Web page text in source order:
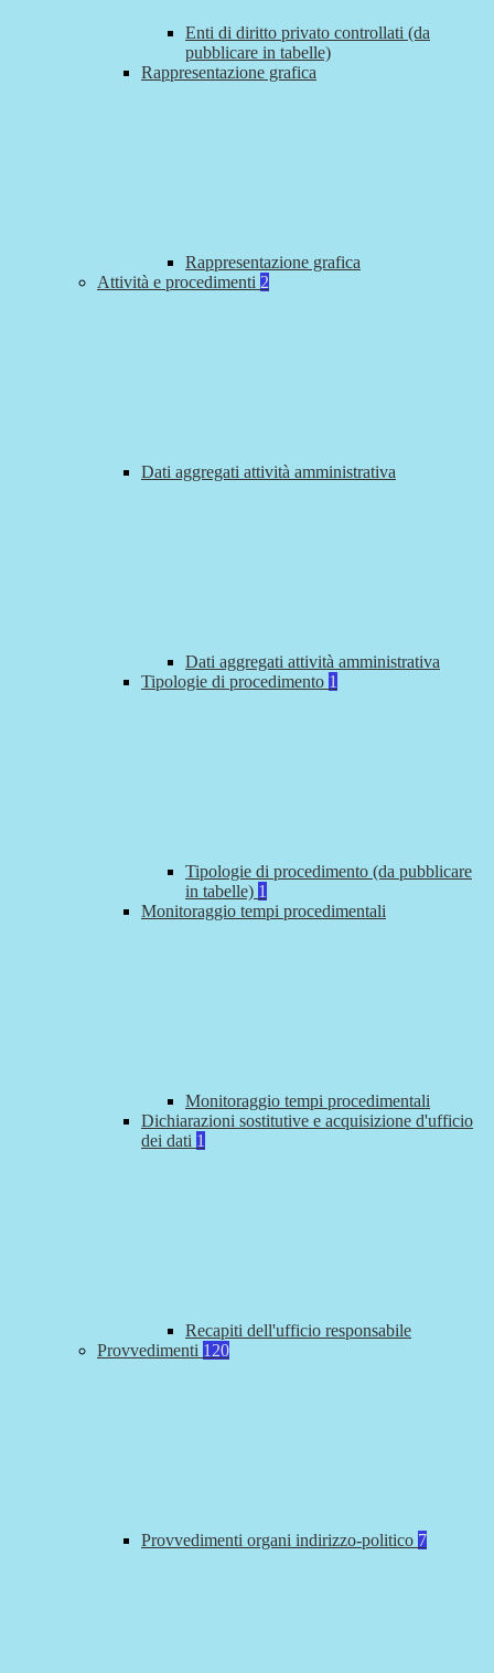
Enti di diritto privato controllati (da
pubblicare in tabelle)
Rappresentazione grafica
Rappresentazione grafica
Attività e procedimenti 2
Dati aggregati attività amministrativa
Dati aggregati attività amministrativa
Tipologie di procedimento 1
Tipologie di procedimento (da pubblicare
in tabelle) 1
Monitoraggio tempi procedimentali
Monitoraggio tempi procedimentali
Dichiarazioni sostitutive e acquisizione d'ufficio
dei dati 1
Recapiti dell'ufficio responsabile
Provvedimenti 120
Provvedimenti organi indirizzo-politico 7